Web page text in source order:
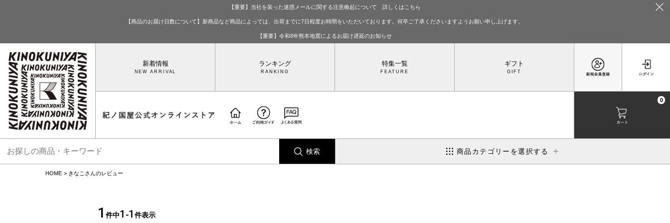
【重要】当社を装った迷惑メールに関する注意喚起について 詳しくはこちら
【商品のお届け日数について】新商品など商品によっては、出荷までに7日程度お時間をいただいております。何卒ご了承くださいますようお願い申し上げます。
【重要】令和8年熊本地震によるお届け遅延のお知らせ
0
新着情報 ランキング 特集一覧 ギフト
検索 商品カテゴリーを選択する
HOME きなこさんのレビュー
1 件中1 -1 件表示